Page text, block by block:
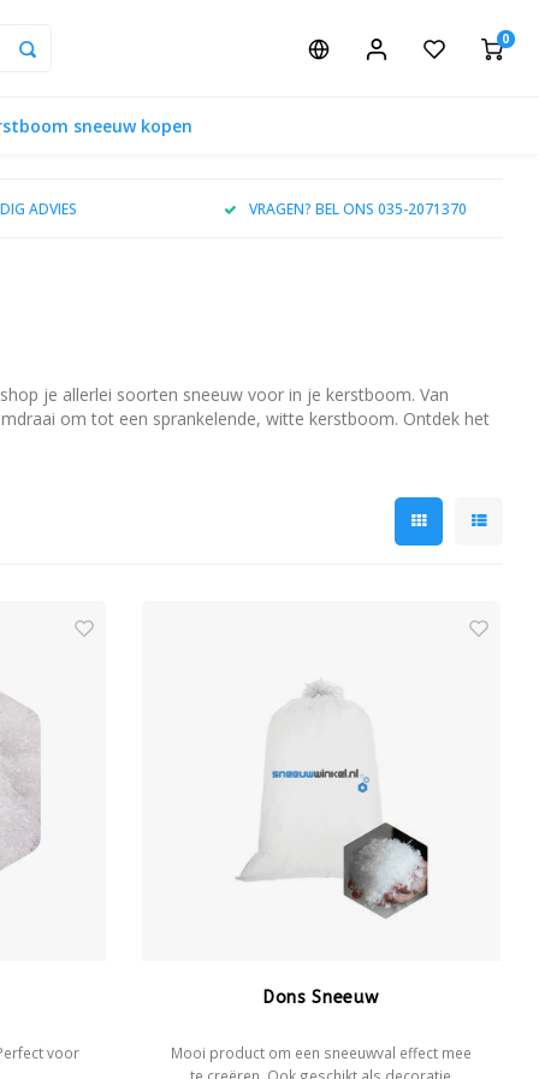
0
sneeuw kopen
ADVIES VRAGEN? BEL ONS 035-2071370
je allerlei soorten sneeuw voor in je kerstboom. Van
om tot een sprankelende, witte kerstboom. Ontdek het
voor
Dons Sneeuw
Mooi product om een sneeuwval effect mee
te creëren. Ook geschikt als decoratie